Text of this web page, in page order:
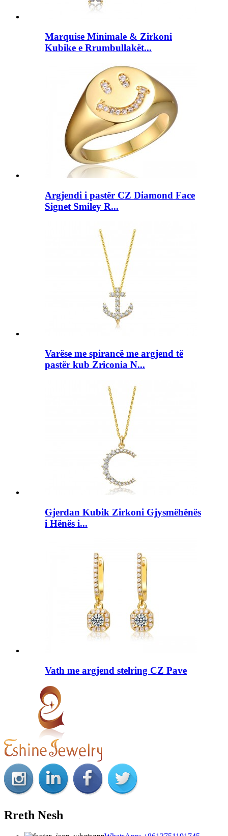
Marquise Minimale & Zirkoni
Kubike e Rrumbullakët...
Argjendi i pastër CZ Diamond Face
Signet Smiley R...
Varëse me spirancë me argjend të
pastër kub Zriconia N...
Gjerdan Kubik Zirkoni Gjysmëhënës
i Hënës i...
Vath me argjend stelring CZ Pave
Rreth Nesh